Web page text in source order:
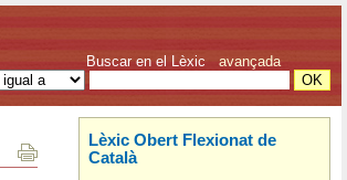
Buscar en el Lèxic avançada
Lèxic Obert Flexionat de
Català